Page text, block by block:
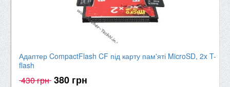
Адаптер CompactFlash CF під карту пам'яті MicroSD, 2x T-
flash
430 грн 380 грн